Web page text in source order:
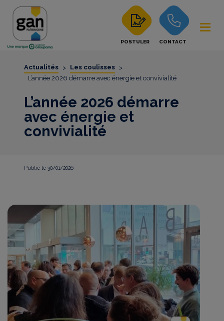
POSTULER CONTACT
Actualités > Les coulisses >
L’année 2026 démarre avec énergie et convivialité
L’année 2026 démarre
avec énergie et
convivialité
Publié le 30/01/2026